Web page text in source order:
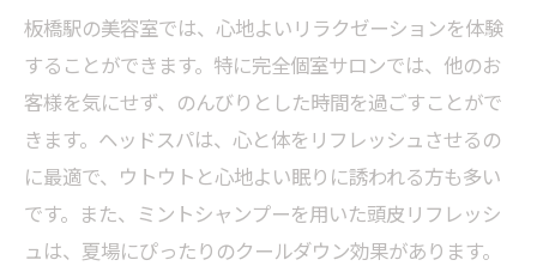
健康的な日常を送るための美容室利用法
冷やり気持ちいいミントシャンプーで夏の頭皮
ケア始めませんか
夏におすすめの頭皮ケア方法
ミントシャンプーの効果と使い方
暑い季節に役立つ美容室の選び方
板橋駅の美容室では、心地よいリラクゼーションを体験
することができます。特に完全個室サロンでは、他のお
客様を気にせず、のんびりとした時間を過ごすことがで
きます。ヘッドスパは、心と体をリフレッシュさせるの
に最適で、ウトウトと心地よい眠りに誘われる方も多い
です。また、ミントシャンプーを用いた頭皮リフレッシ
ュは、夏場にぴったりのクールダウン効果があります。